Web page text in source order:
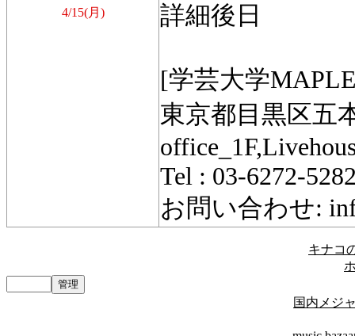
4/15(月) 詳細後日
[学芸大学
東京都目黒区五
Tel : 03-6272-
お問い合わせ:
キナコ
国内メジ